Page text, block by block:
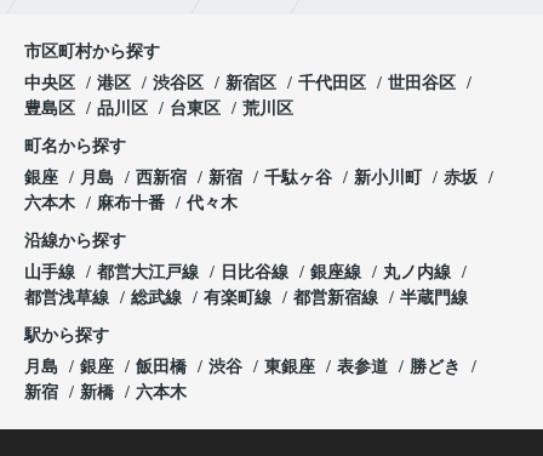
市区町村から探す
中央区
港区 渋谷区 新宿区 千代田区
世田谷区
豊島区
品川区 台東区 荒川区
町名から探す
銀座
月島 西新宿 新宿 千駄ヶ谷 新小川町
赤坂
六本木
麻布十番 代々木
沿線から探す
山手線
都営大江戸線 日比谷線 銀座線
丸ノ内線
都営浅草線
総武線 有楽町線 都営新宿線 半蔵門線
駅から探す
月島
銀座 飯田橋 渋谷 東銀座 表参道
勝どき
新宿
新橋 六本木